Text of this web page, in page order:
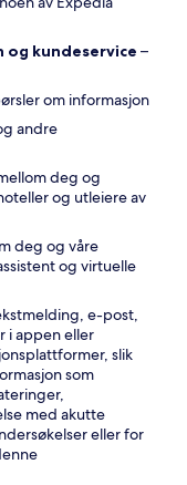
og kundeservice –
om informasjon
andre
deg og
og utleiere av
deg og våre
og virtuelle
e-post,
i appen eller
slik
som
med akutte
eller for